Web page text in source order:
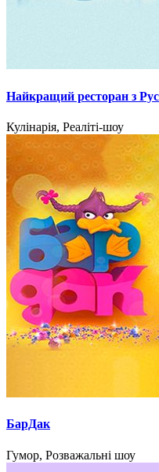
Найкращий ресторан з
Кулінарія, Реаліті-шоу
БарДак
Гумор, Розважальні шоу